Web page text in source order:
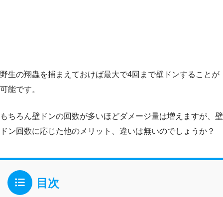
野生の翔蟲を捕まえておけば最大で4回まで壁ドンすることが
可能です。
もちろん壁ドンの回数が多いほどダメージ量は増えますが、壁
ドン回数に応じた他のメリット、違いは無いのでしょうか？
目次